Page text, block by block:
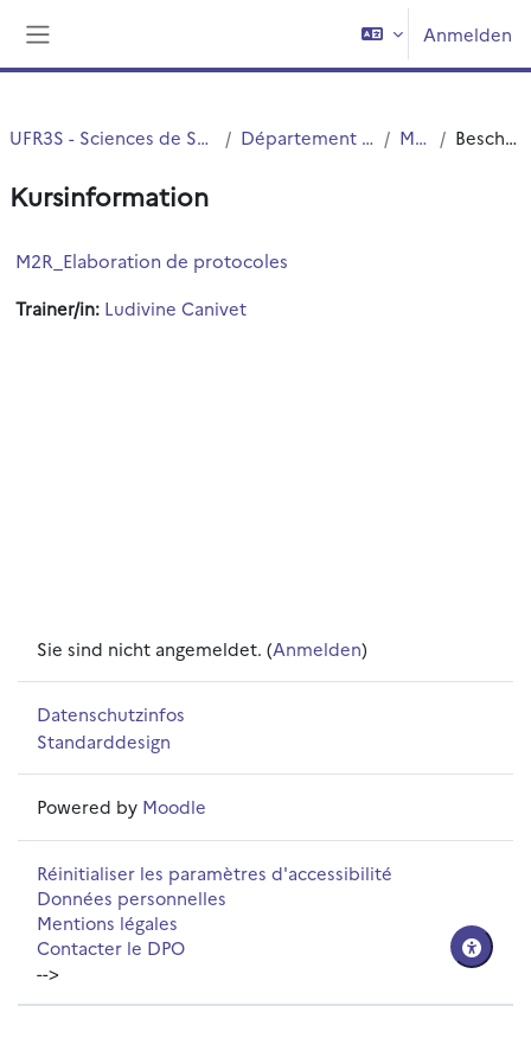
Anmelden
UFR3S - Sciences de Santé et du Sport Département UFR3S - ILIS Master Beschreibung
Kursinformation
M2R_Elaboration de protocoles
Trainer/in: Ludivine Canivet
Sie sind nicht angemeldet. (Anmelden)
Datenschutzinfos
Standarddesign
Powered by Moodle
Réinitialiser les paramètres d'accessibilité
Données personnelles
Mentions légales
Contacter le DPO
-->